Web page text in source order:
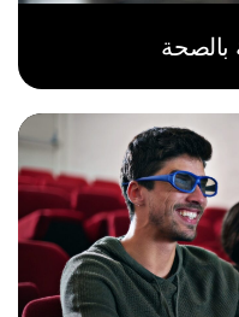
بالصحة